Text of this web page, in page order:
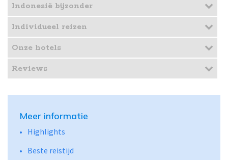
Indonesië bijzonder
Individueel reizen
Onze hotels
Reviews
Meer informatie
Highlights
Beste reistijd